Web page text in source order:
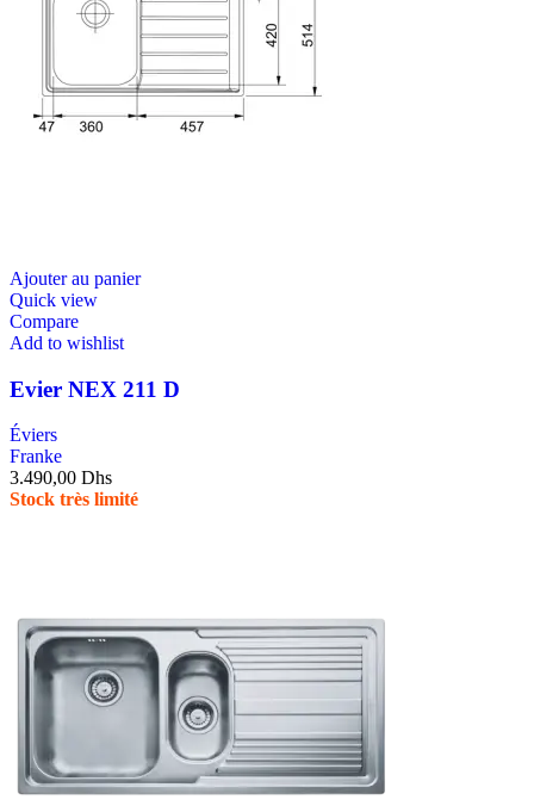
Ajouter au panier
Quick view
Compare
Add to wishlist
Evier NEX 211 D
Éviers
Franke
3.490,00 Dhs
Stock très limité